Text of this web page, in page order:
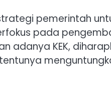
pemerintah
pada
adanya KEK,